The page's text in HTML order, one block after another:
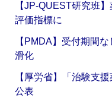
【JP-QUEST研究班
評価指標に
【PMDA】受付期間
滑化
【厚労省】「治験支
公表